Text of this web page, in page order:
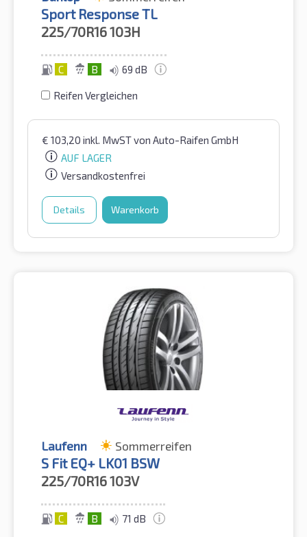
Sport Response TL
225/70R16103H
C B 69 dB
Reifen Vergleichen
€ 103,20 inkl. MwSTvon Auto-Raifen GmbH
AUF LAGER
Versandkostenfrei
Details Warenkorb
Laufenn Sommerreifen
S Fit EQ+ LK01 BSW
225/70R16103V
C B 71 dB